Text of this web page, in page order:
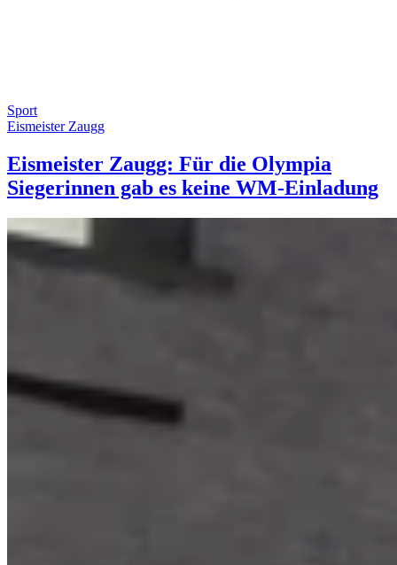
Sport
Eismeister Zaugg
Eismeister Zaugg: Für die Olympia
Siegerinnen gab es keine WM-Einladung